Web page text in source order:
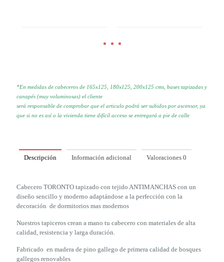
*En medidas de cabeceros de 165x125, 180x125, 200x125 cms, bases tapizadas y
canapés (muy voluminosas) el cliente
será responsable de comprobar que el articulo podrá ser subidos porascensor, ya
que si no es así o la vivienda tiene difícil acceso se entregará a pie de calle
Descripción Información adicional Valoraciones 0
Cabecero TORONTO tapizado con tejido ANTIMANCHAS con un
diseño sencillo y moderno adaptándose a la perfección con la
decoración de dormitorios mas modernos
Nuestros tapiceros crean a mano tu cabecero con materiales de alta
calidad, resistencia y larga duración.
Fabricado en madera de pino gallego de primera calidad de bosques
gallegos renovables